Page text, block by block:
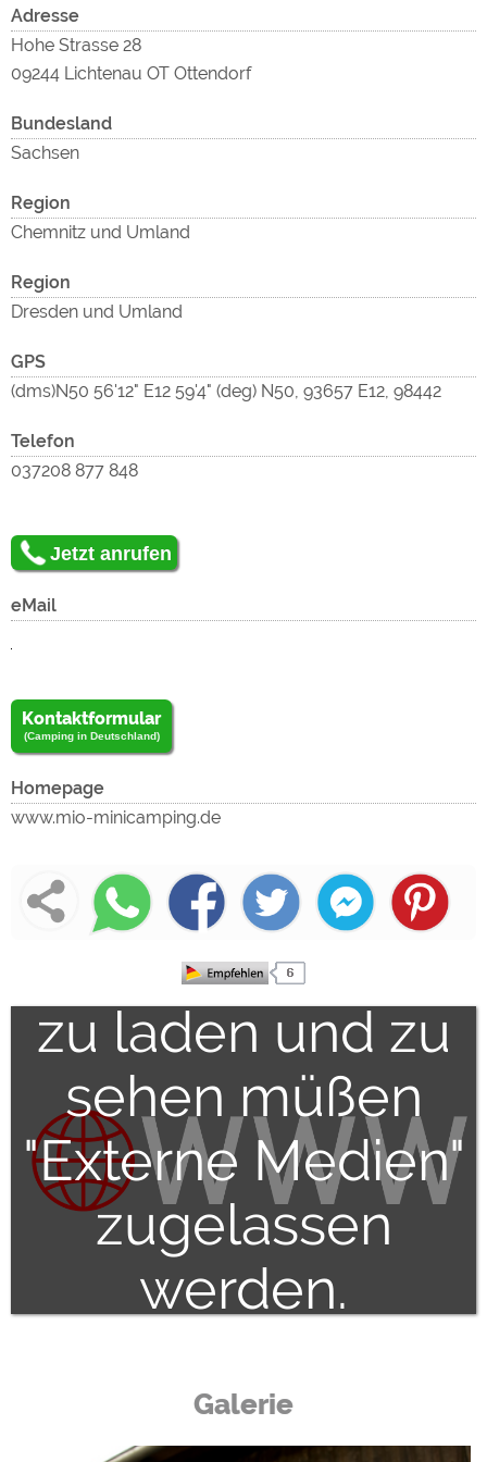
Adresse
Hohe Strasse 28
09244 Lichtenau OT Ottendorf
Bundesland
Sachsen
Region
Chemnitz und Umland
Region
Dresden und Umland
GPS
(dms)N50 56'12" E12 59'4" (deg) N50, 93657 E12, 98442
Telefon
037208 877 848
Jetzt anrufen
eMail
Kontaktformular
(Camping in Deutschland)
Homepage
www.mio-minicamping.de
Um den
externen Inhalt
zu laden und zu
sehen müßen
"Externe Medien"
zugelassen
werden.
Galerie
Die Cookieeinstellungen können jeder Zeit im Footer